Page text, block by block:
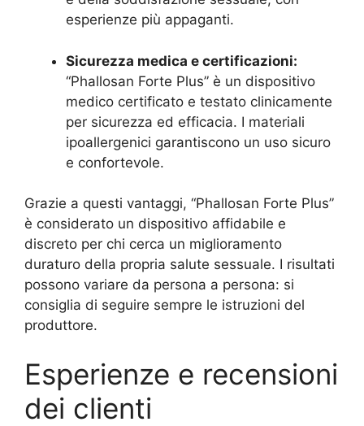
esperienze più appaganti.
Sicurezza medica e certificazioni:
“Phallosan Forte Plus” è un dispositivo
medico certificato e testato clinicamente
per sicurezza ed efficacia. I materiali
ipoallergenici garantiscono un uso sicuro
e confortevole.
Grazie a questi vantaggi, “Phallosan Forte Plus”
è considerato un dispositivo affidabile e
discreto per chi cerca un miglioramento
duraturo della propria salute sessuale. I risultati
possono variare da persona a persona: si
consiglia di seguire sempre le istruzioni del
produttore.
Esperienze e recensioni
dei clienti